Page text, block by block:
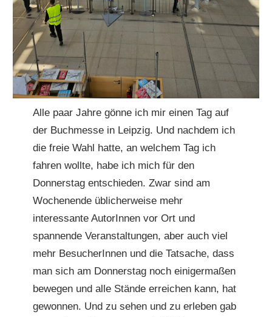
Alle paar Jahre gönne ich mir einen Tag auf
der Buchmesse in Leipzig. Und nachdem ich
die freie Wahl hatte, an welchem Tag ich
fahren wollte, habe ich mich für den
Donnerstag entschieden. Zwar sind am
Wochenende üblicherweise mehr
interessante AutorInnen vor Ort und
spannende Veranstaltungen, aber auch viel
mehr BesucherInnen und die Tatsache, dass
man sich am Donnerstag noch einigermaßen
bewegen und alle Stände erreichen kann, hat
gewonnen. Und zu sehen und zu erleben gab